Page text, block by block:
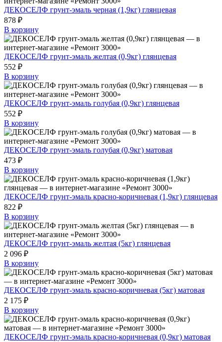
ДЕКОСЕЛФ грунт-эмаль черная (1,9кг) глянцевая
878 ₽
В корзину
ДЕКОСЕЛФ грунт-эмаль желтая (0,9кг) глянцевая
552 ₽
В корзину
ДЕКОСЕЛФ грунт-эмаль голубая (0,9кг) глянцевая
552 ₽
В корзину
ДЕКОСЕЛФ грунт-эмаль голубая (0,9кг) матовая
473 ₽
В корзину
ДЕКОСЕЛФ грунт-эмаль красно-коричневая (1,9кг) глянцевая
822 ₽
В корзину
ДЕКОСЕЛФ грунт-эмаль желтая (5кг) глянцевая
2 096 ₽
В корзину
ДЕКОСЕЛФ грунт-эмаль красно-коричневая (5кг) матовая
2 175 ₽
В корзину
ДЕКОСЕЛФ грунт-эмаль красно-коричневая (0,9кг) матовая